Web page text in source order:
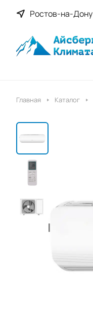
Ростов-на-Дону
Главная Каталог